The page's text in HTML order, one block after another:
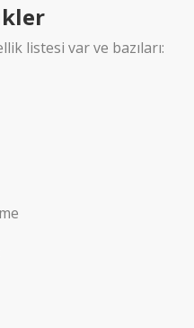
listesi var ve bazıları: